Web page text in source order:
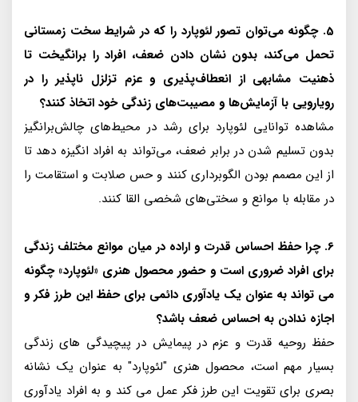
5. چگونه می‌توان تصور لئوپارد را که در شرایط سخت زمستانی
تحمل می‌کند، بدون نشان دادن ضعف، افراد را برانگیخت تا
ذهنیت مشابهی از انعطاف‌پذیری و عزم تزلزل ناپذیر را در
رویارویی با آزمایش‌ها و مصیبت‌های زندگی خود اتخاذ کنند؟
مشاهده توانایی لئوپارد برای رشد در محیط‌های چالش‌برانگیز
بدون تسلیم شدن در برابر ضعف، می‌تواند به افراد انگیزه دهد تا
از این مصمم بودن الگوبرداری کنند و حس صلابت و استقامت را
در مقابله با موانع و سختی‌های شخصی القا کنند.
6. چرا حفظ احساس قدرت و اراده در میان موانع مختلف زندگی
برای افراد ضروری است و حضور محصول هنری «لئوپارد» چگونه
می تواند به عنوان یک یادآوری دائمی برای حفظ این طرز فکر و
اجازه ندادن به احساس ضعف باشد؟
حفظ روحیه قدرت و عزم در پیمایش در پیچیدگی های زندگی
بسیار مهم است، محصول هنری "لئوپارد" به عنوان یک نشانه
بصری برای تقویت این طرز فکر عمل می کند و به افراد یادآوری